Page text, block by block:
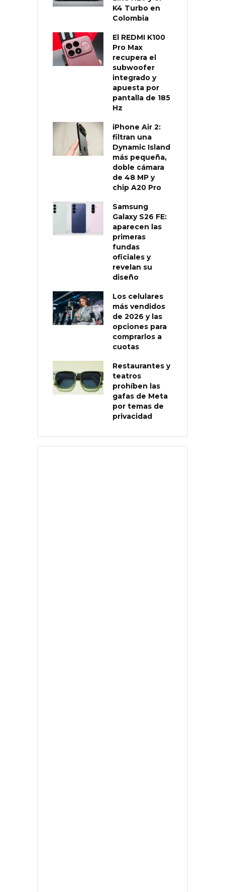
K4 Turbo en
Colombia
El REDMI K100
Pro Max
recupera el
subwoofer
integrado y
apuesta por
pantalla de 185
Hz
iPhone Air 2:
filtran una
Dynamic Island
más pequeña,
doble cámara
de 48 MP y
chip A20 Pro
Samsung
Galaxy S26 FE:
aparecen las
primeras
fundas
oficiales y
revelan su
diseño
Los celulares
más vendidos
de 2026 y las
opciones para
comprarlos a
cuotas
Restaurantes y
teatros
prohíben las
gafas de Meta
por temas de
privacidad